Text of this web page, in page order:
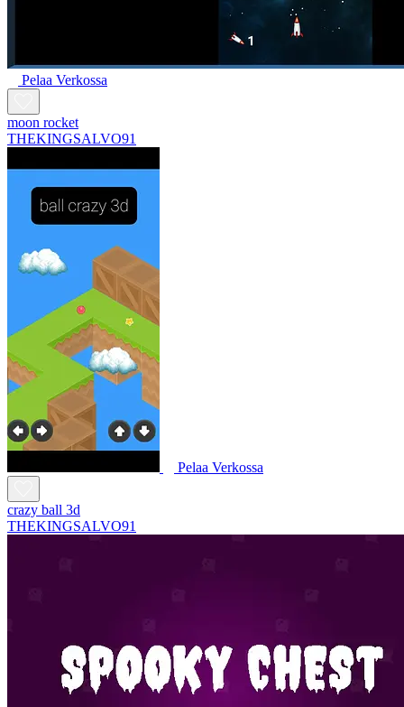
Pelaa Verkossa
moon rocket
THEKINGSALVO91
Pelaa Verkossa
crazy ball 3d
THEKINGSALVO91